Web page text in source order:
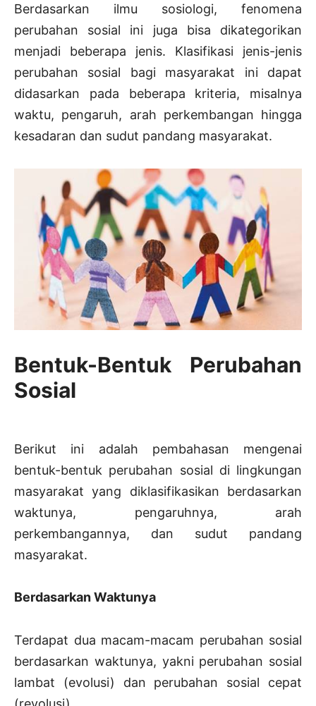
Berdasarkan ilmu sosiologi, fenomena
perubahan sosial ini juga bisa dikategorikan
menjadi beberapa jenis. Klasifikasi jenis-jenis
perubahan sosial bagi masyarakat ini dapat
didasarkan pada beberapa kriteria, misalnya
waktu, pengaruh, arah perkembangan hingga
kesadaran dan sudut pandang masyarakat.
Bentuk-Bentuk Perubahan
Sosial
Berikut ini adalah pembahasan mengenai
bentuk-bentuk perubahan sosial di lingkungan
masyarakat yang diklasifikasikan berdasarkan
waktunya, pengaruhnya, arah
perkembangannya, dan sudut pandang
masyarakat.
Berdasarkan Waktunya
Terdapat dua macam-macam perubahan sosial
berdasarkan waktunya, yakni perubahan sosial
lambat (evolusi) dan perubahan sosial cepat